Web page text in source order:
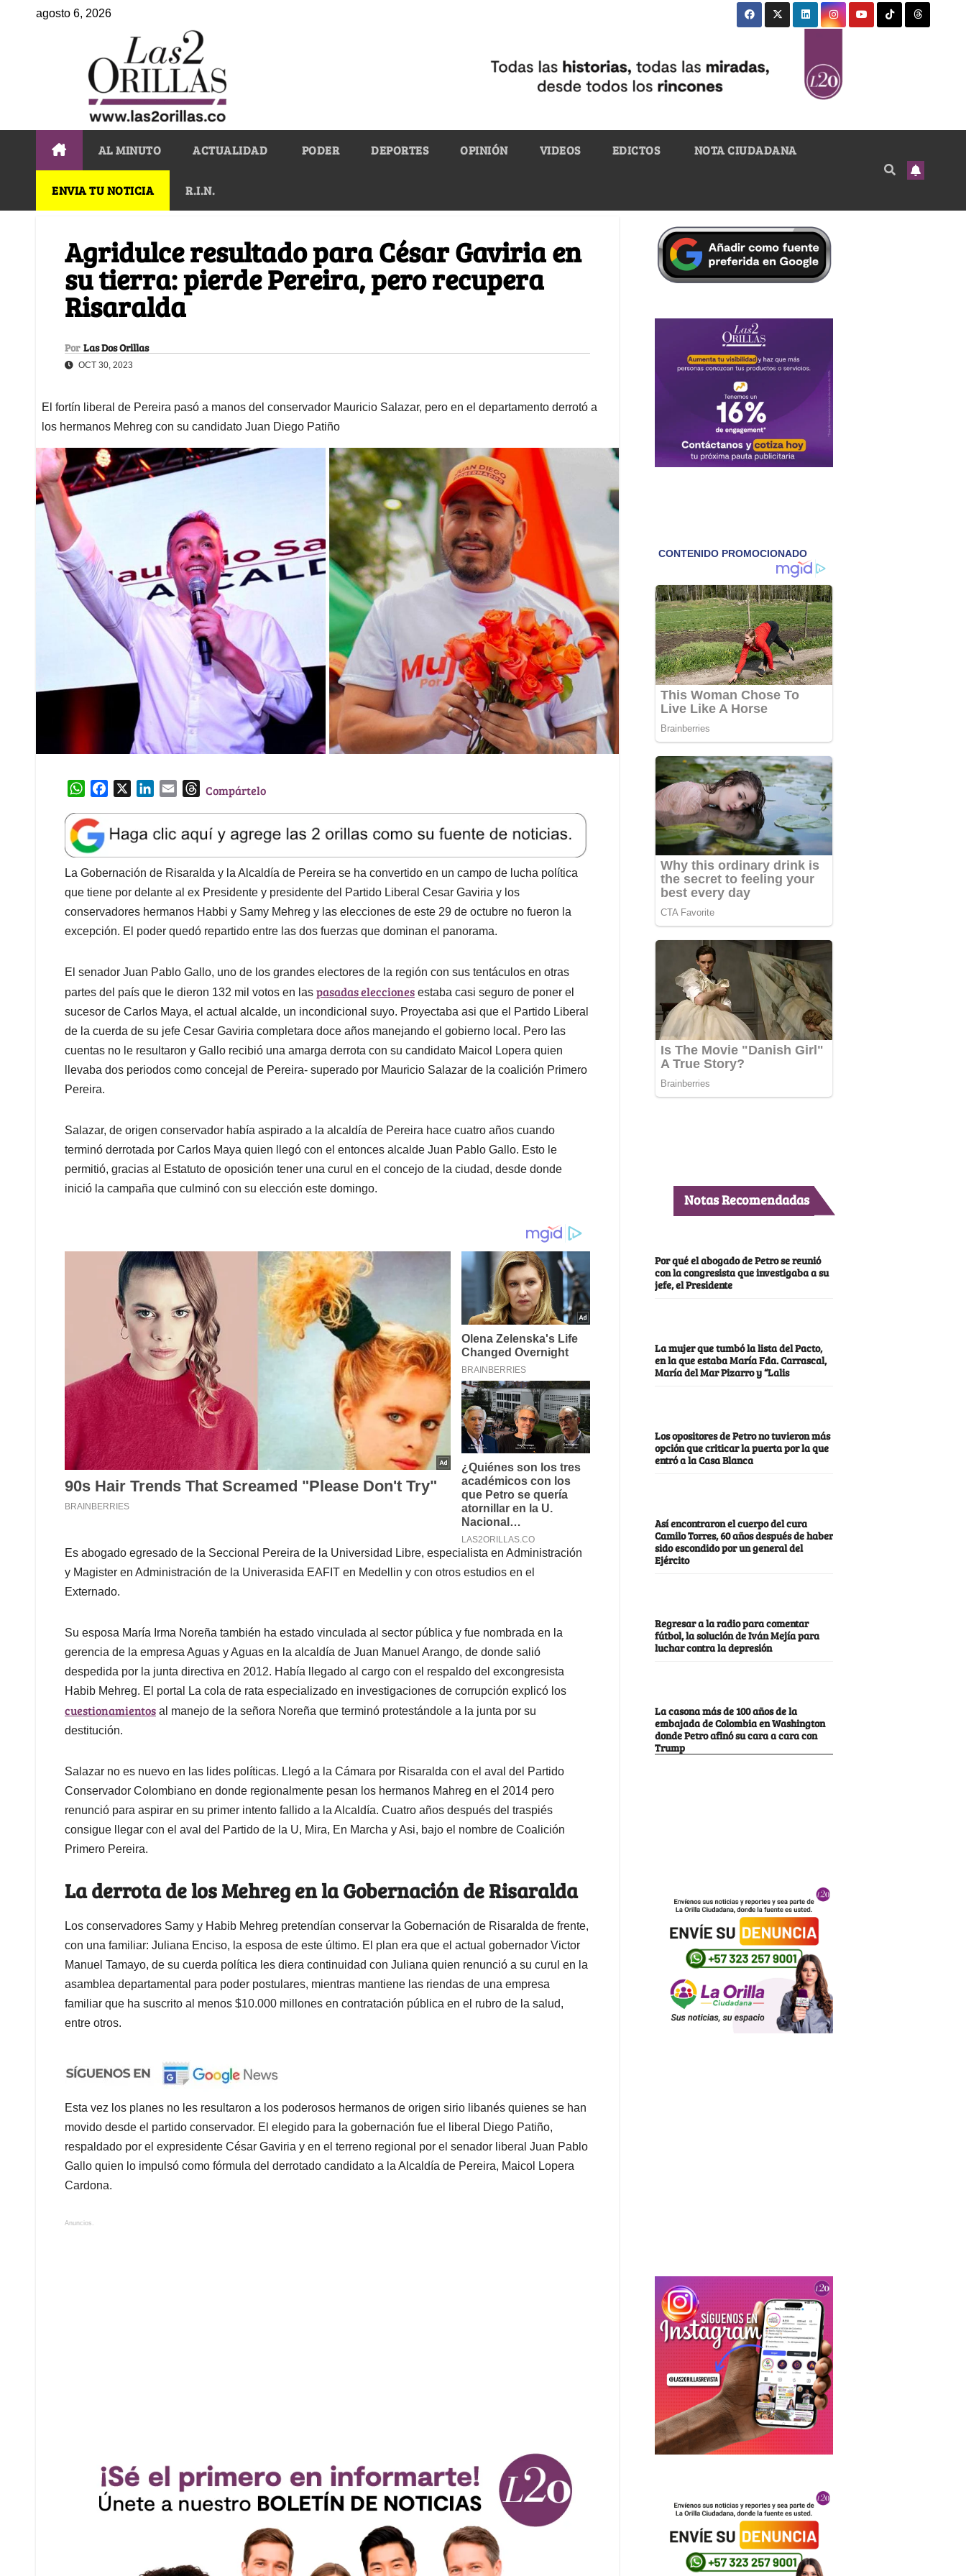
agosto 6, 2026
AL MINUTO ACTUALIDAD PODER DEPORTES OPINIÓN VIDEOS EDICTOS NOTA CIUDADANA
ENVIA TU NOTICIA R.I.N.
Agridulce resultado para César Gaviria en
su tierra: pierde Pereira, pero recupera
Risaralda
Por Las Dos Orillas
OCT 30, 2023
El fortín liberal de Pereira pasó a manos del conservador Mauricio Salazar, pero en el departamento derrotó a
los hermanos Mehreg con su candidato Juan Diego Patiño
W
a
t
s
A
p
p
e
b
o
o
k
k
e
d
I
n
l
T
e
a
d
s
Compártelo
La Gobernación de Risaralda y la Alcaldía de Pereira se ha convertido en un campo de lucha política
que tiene por delante al ex Presidente y presidente del Partido Liberal Cesar Gaviria y los
conservadores hermanos Habbi y Samy Mehreg y las elecciones de este 29 de octubre no fueron la
excepción. El poder quedó repartido entre las dos fuerzas que dominan el panorama.
El senador Juan Pablo Gallo, uno de los grandes electores de la región con sus tentáculos en otras
partes del país que le dieron 132 mil votos en las pasadas elecciones estaba casi seguro de poner el
sucesor de Carlos Maya, el actual alcalde, un incondicional suyo. Proyectaba asi que el Partido Liberal
de la cuerda de su jefe Cesar Gaviria completara doce años manejando el gobierno local. Pero las
cuentas no le resultaron y Gallo recibió una amarga derrota con su candidato Maicol Lopera quien
llevaba dos periodos como concejal de Pereira- superado por Mauricio Salazar de la coalición Primero
Pereira.
Salazar, de origen conservador había aspirado a la alcaldía de Pereira hace cuatro años cuando
terminó derrotada por Carlos Maya quien llegó con el entonces alcalde Juan Pablo Gallo. Esto le
permitió, gracias al Estatuto de oposición tener una curul en el concejo de la ciudad, desde donde
inició la campaña que culminó con su elección este domingo.
Es abogado egresado de la Seccional Pereira de la Universidad Libre, especialista en Administración
y Magister en Administración de la Univerasida EAFIT en Medellin y con otros estudios en el
Externado.
Su esposa María Irma Noreña también ha estado vinculada al sector pública y fue nombrada en la
gerencia de la empresa Aguas y Aguas en la alcaldía de Juan Manuel Arango, de donde salió
despedida por la junta directiva en 2012. Había llegado al cargo con el respaldo del excongresista
Habib Mehreg. El portal La cola de rata especializado en investigaciones de corrupción explicó los
cuestionamientos al manejo de la señora Noreña que terminó protestándole a la junta por su
destitución.
Salazar no es nuevo en las lides políticas. Llegó a la Cámara por Risaralda con el aval del Partido
Conservador Colombiano en donde regionalmente pesan los hermanos Mahreg en el 2014 pero
renunció para aspirar en su primer intento fallido a la Alcaldía. Cuatro años después del traspiés
consigue llegar con el aval del Partido de la U, Mira, En Marcha y Asi, bajo el nombre de Coalición
Primero Pereira.
La derrota de los Mehreg en la Gobernación de Risaralda
Los conservadores Samy y Habib Mehreg pretendían conservar la Gobernación de Risaralda de frente,
con una familiar: Juliana Enciso, la esposa de este último. El plan era que el actual gobernador Victor
Manuel Tamayo, de su cuerda política les diera continuidad con Juliana quien renunció a su curul en la
asamblea departamental para poder postulares, mientras mantiene las riendas de una empresa
familiar que ha suscrito al menos $10.000 millones en contratación pública en el rubro de la salud,
entre otros.
Esta vez los planes no les resultaron a los poderosos hermanos de origen sirio libanés quienes se han
movido desde el partido conservador. El elegido para la gobernación fue el liberal Diego Patiño,
respaldado por el expresidente César Gaviria y en el terreno regional por el senador liberal Juan Pablo
Gallo quien lo impulsó como fórmula del derrotado candidato a la Alcaldía de Pereira, Maicol Lopera
Cardona.
Anuncios.
Notas Recomendadas
Por qué el abogado de Petro se reunió
con la congresista que investigaba a su
jefe, el Presidente
La mujer que tumbó la lista del Pacto,
en la que estaba María Fda. Carrascal,
María del Mar Pizarro y “Lalis
Los opositores de Petro no tuvieron más
opción que criticar la puerta por la que
entró a la Casa Blanca
Así encontraron el cuerpo del cura
Camilo Torres, 60 años después de haber
sido escondido por un general del
Ejército
Regresar a la radio para comentar
fútbol, la solución de Iván Mejía para
luchar contra la depresión
La casona más de 100 años de la
embajada de Colombia en Washington
donde Petro afinó su cara a cara con
Trump